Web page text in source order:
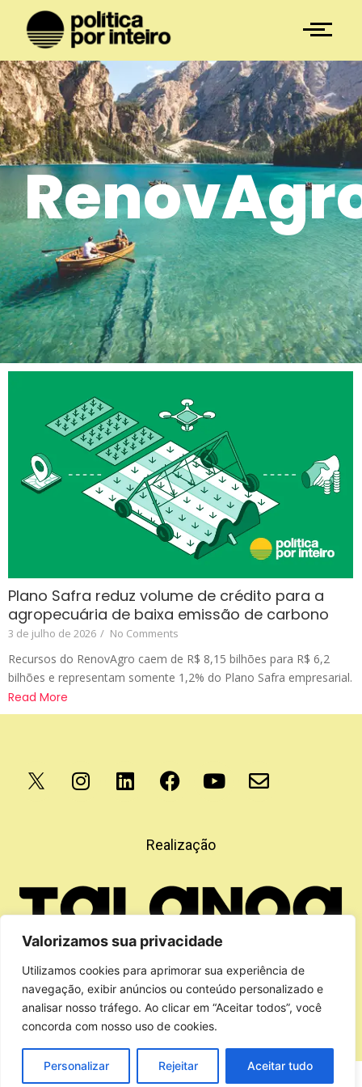
Valorizamos sua privacidade
Utilizamos cookies para aprimorar sua experiência de
navegação, exibir anúncios ou conteúdo personalizado e
analisar nosso tráfego. Ao clicar em “Aceitar todos”, você
concorda com nosso uso de cookies.
Personalizar Rejeitar Aceitar tudo
Plano Safra reduz volume de crédito para a
agropecuária de baixa emissão de carbono
3 de julho de 2026 / No Comments
Recursos do RenovAgro caem de R$ 8,15 bilhões para R$ 6,2
bilhões e representam somente 1,2% do Plano Safra empresarial.
Read More
Realização